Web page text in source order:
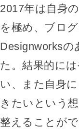
2017年は自身
を極め、ブロ
Designworks
た。結果的に
い、また自身
きたいという
整えることがで